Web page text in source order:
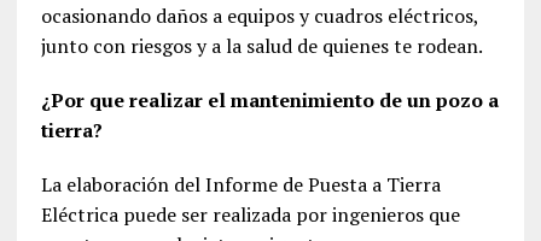
ocasionando daños a equipos y cuadros eléctricos,
junto con riesgos y a la salud de quienes te rodean.
¿Por que realizar el mantenimiento de un pozo a
tierra?
La elaboración del Informe de Puesta a Tierra
Eléctrica puede ser realizada por ingenieros que